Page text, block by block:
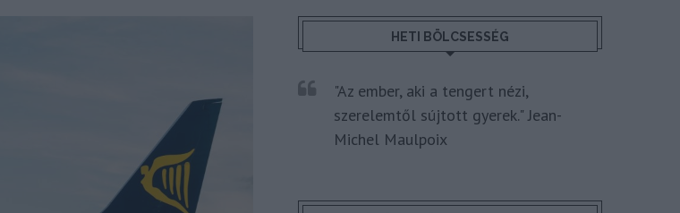
HETI BÖLCSESSÉG
"Az ember, aki a tengert nézi,
szerelemtől sújtott gyerek." Jean-
Michel Maulpoix